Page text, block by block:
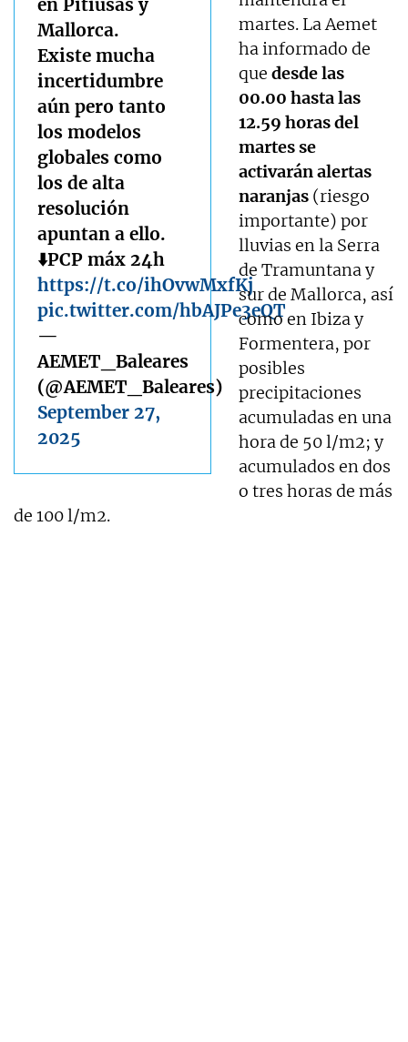
en Pitiusas y
Mallorca.
Existe mucha
incertidumbre
aún pero tanto
los modelos
globales como
los de alta
resolución
apuntan a ello.
⬇️PCP máx 24h
https://t.co/ihOvwMxfKj
pic.twitter.com/hbAJPe3eQT
—
AEMET_Baleares
(@AEMET_Baleares)
September 27,
2025
martes. La Aemet
ha informado de
que desde las
00.00 hasta las
12.59 horas del
martes se
activarán alertas
naranjas (riesgo
importante) por
lluvias en la Serra
de Tramuntana y
sur de Mallorca, así
como en Ibiza y
Formentera, por
posibles
precipitaciones
acumuladas en una
hora de 50 l/m2; y
acumulados en dos
o tres horas de más
de 100 l/m2.